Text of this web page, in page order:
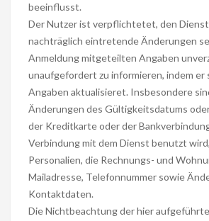
beeinflusst.
Der Nutzer ist verpflichtetet, den
nachträglich eintretende Änderungen
Anmeldung mitgeteilten Angaben
unaufgefordert zu informieren, indem er
Angaben aktualisieret. Insbesondere
Änderungen des Gültigkeitsdatums
der Kreditkarte oder der
Verbindung mit dem Dienst benutzt
Personalien, die Rechnungs- und
Mailadresse, Telefonnummer sowie
Kontaktdaten.
Die Nichtbeachtung der hier